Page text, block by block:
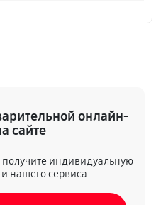
онлайн-
сайте
получите индивидуальную
нашего сервиса